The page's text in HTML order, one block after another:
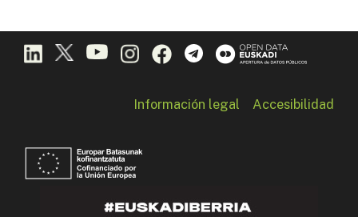
Información legal Accesibilidad